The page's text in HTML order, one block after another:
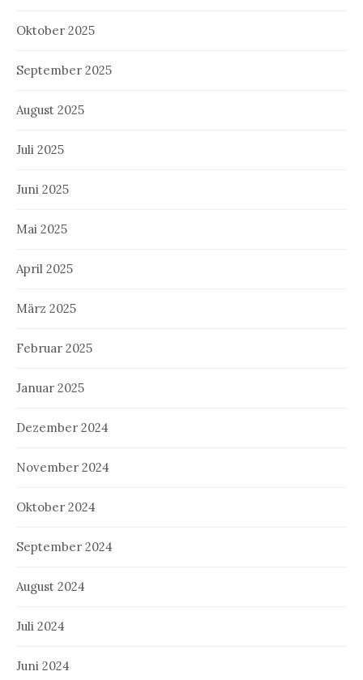
Oktober 2025
September 2025
August 2025
Juli 2025
Juni 2025
Mai 2025
April 2025
März 2025
Februar 2025
Januar 2025
Dezember 2024
November 2024
Oktober 2024
September 2024
August 2024
Juli 2024
Juni 2024